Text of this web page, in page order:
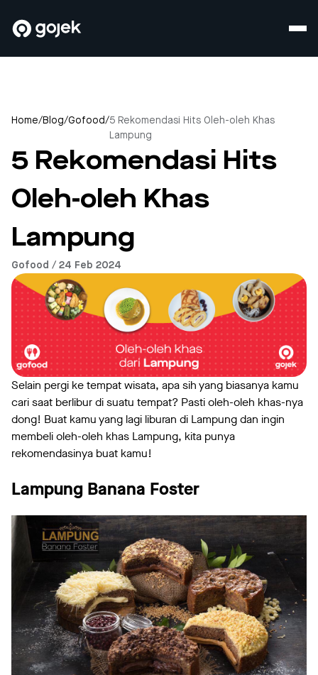
Home/Blog/Gofood/5 Rekomendasi Hits Oleh-oleh Khas
Lampung
5 Rekomendasi Hits
Oleh-oleh Khas
Lampung
Gofood / 24 Feb 2024
Selain pergi ke tempat wisata, apa sih yang biasanya kamu
cari saat berlibur di suatu tempat? Pasti oleh-oleh khas-nya
dong! Buat kamu yang lagi liburan di Lampung dan ingin
membeli oleh-oleh khas Lampung, kita punya
rekomendasinya buat kamu!
Lampung Banana Foster